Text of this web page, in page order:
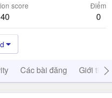
score
40
Điểm
0
Các bài đăng Giới thiệu